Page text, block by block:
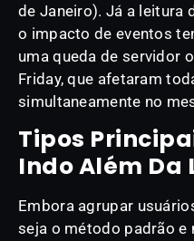
de Janeiro). Já a leitura
o impacto de eventos
uma queda de servidor
Friday, que afetaram
simultaneamente no
Tipos
Indo Além Da
Embora agrupar
seja o método padrão e